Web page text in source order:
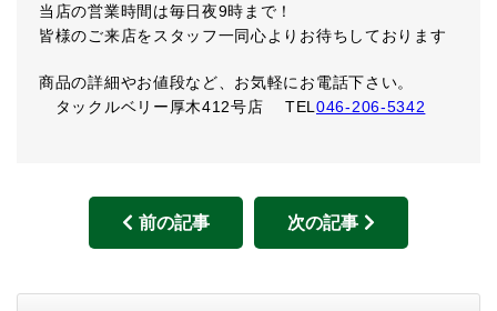
当店の営業時間は毎日夜9時まで！
皆様のご来店をスタッフ一同心よりお待ちしております
商品の詳細やお値段など、お気軽にお電話下さい。
タックルベリー厚木412号店 TEL 046-206-5342
前の記事 次の記事